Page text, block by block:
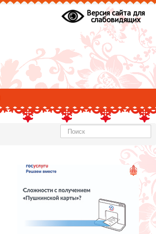
Версия сайта для
слабовидящих
Найти